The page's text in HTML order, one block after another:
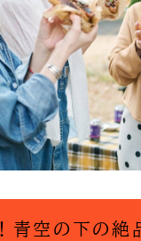
青空の下の絶
B印的太鼓判マップ